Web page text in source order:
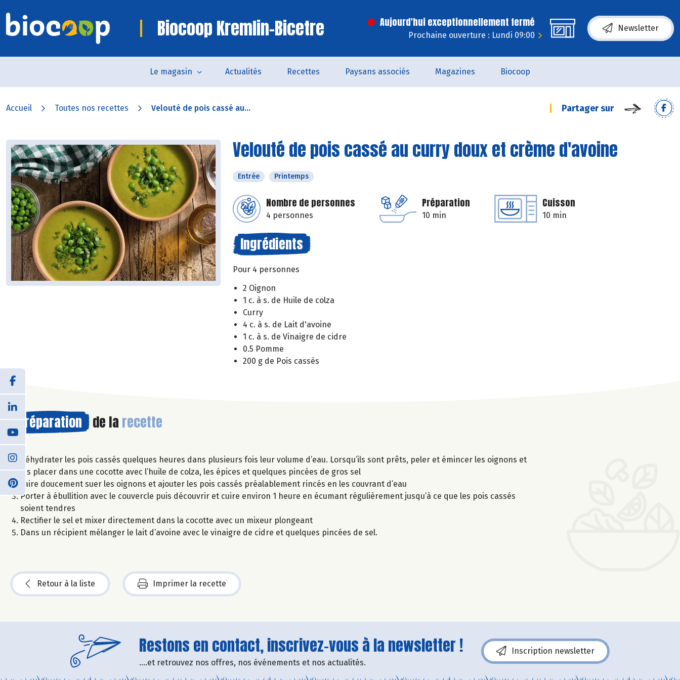
Biocoop Kremlin-Bicetre Aujourd'hui exceptionnellement fermé
Prochaine ouverture : Lundi 09:00
Newsletter
Le magasin Actualités Recettes Paysans associés Magazines Biocoop
Accueil Toutes nos recettes Velouté de pois cassé au... Partager sur
Velouté de pois cassé au curry doux et crème d'avoine
Entrée Printemps
Nombre de personnes
4 personnes
Préparation
10 min
Cuisson
10 min
Ingrédients
Pour 4 personnes
2 Oignon
1 c. à s. de Huile de colza
Curry
4 c. à s. de Lait d'avoine
1 c. à s. de Vinaigre de cidre
0.5 Pomme
200 g de Pois cassés
Préparation de la recette
Réhydrater les pois cassés quelques heures dans plusieurs fois leur volume d’eau. Lorsqu’ils sont prêts, peler et émincer les oignons et
les placer dans une cocotte avec l’huile de colza, les épices et quelques pincées de gros sel
Faire doucement suer les oignons et ajouter les pois cassés préalablement rincés en les couvrant d’eau
Porter à ébullition avec le couvercle puis découvrir et cuire environ 1 heure en écumant régulièrement jusqu’à ce que les pois cassés
soient tendres
Rectifier le sel et mixer directement dans la cocotte avec un mixeur plongeant
Dans un récipient mélanger le lait d’avoine avec le vinaigre de cidre et quelques pincées de sel.
Retour à la liste Imprimer la recette
Restons en contact, inscrivez-vous à la newsletter !
....et retrouvez nos offres, nos événements et nos actualités.
Inscription newsletter